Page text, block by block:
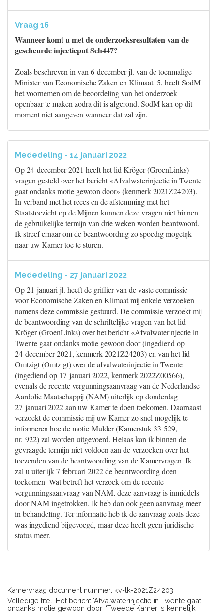
Vraag 16
Wanneer komt u met de onderzoeksresultaten van de
gescheurde injectieput Sch447?
Zoals beschreven in van 6 december jl. van de toenmalige
Minister van Economische Zaken en Klimaat15, heeft SodM
het voornemen om de beoordeling van het onderzoek
openbaar te maken zodra dit is afgerond. SodM kan op dit
moment niet aangeven wanneer dat zal zijn.
Mededeling - 14 januari 2022
Op 24 december 2021 heeft het lid Kröger (GroenLinks)
vragen gesteld over het bericht «Afvalwaterinjectie in Twente
gaat ondanks motie gewoon door» (kenmerk 2021Z24203).
In verband met het reces en de afstemming met het
Staatstoezicht op de Mijnen kunnen deze vragen niet binnen
de gebruikelijke termijn van drie weken worden beantwoord.
Ik streef ernaar om de beantwoording zo spoedig mogelijk
naar uw Kamer toe te sturen.
Mededeling - 27 januari 2022
Op 21 januari jl. heeft de griffier van de vaste commissie
voor Economische Zaken en Klimaat mij enkele verzoeken
namens deze commissie gestuurd. De commissie verzoekt mij
de beantwoording van de schriftelijke vragen van het lid
Kröger (GroenLinks) over het bericht «Afvalwaterinjectie in
Twente gaat ondanks motie gewoon door (ingediend op
24 december 2021, kenmerk 2021Z24203) en van het lid
Omtzigt (Omtzigt) over de afvalwaterinjectie in Twente
(ingediend op 17 januari 2022, kenmerk 2022Z00566),
evenals de recente vergunningsaanvraag van de Nederlandse
Aardolie Maatschappij (NAM) uiterlijk op donderdag
27 januari 2022 aan uw Kamer te doen toekomen. Daarnaast
verzoekt de commissie mij uw Kamer zo snel mogelijk te
informeren hoe de motie-Mulder (Kamerstuk 33 529,
nr. 922) zal worden uitgevoerd. Helaas kan ik binnen de
gevraagde termijn niet voldoen aan de verzoeken over het
toezenden van de beantwoording van de Kamervragen. Ik
zal u uiterlijk 7 februari 2022 de beantwoording doen
toekomen. Wat betreft het verzoek om de recente
vergunningsaanvraag van NAM, deze aanvraag is inmiddels
door NAM ingetrokken. Ik heb dan ook geen aanvraag meer
in behandeling. Ter informatie heb ik de aanvraag zoals deze
was ingediend bijgevoegd, maar deze heeft geen juridische
status meer.
Kamervraag document nummer: kv-tk-2021Z24203
Volledige titel: Het bericht 'Afvalwaterinjectie in Twente gaat
ondanks motie gewoon door: ‘Tweede Kamer is kennelijk